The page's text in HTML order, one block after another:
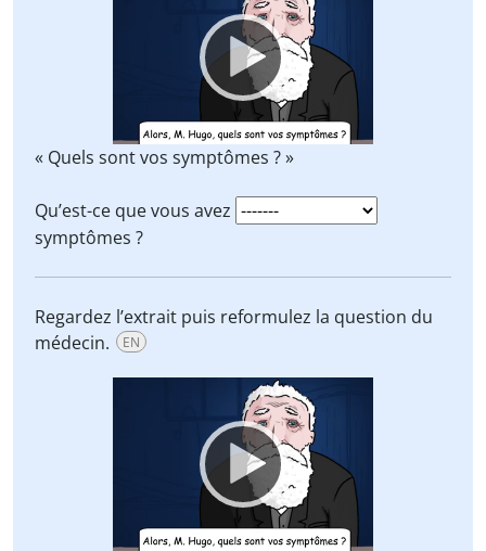
« Quels sont vos symptômes ? »
Qu’est-ce que vous avez
symptômes ?
Regardez l’extrait puis reformulez la question du
médecin.
EN